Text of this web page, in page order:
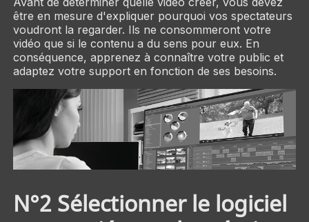
être en mesure d'expliquer pourquoi vos spectateurs
voudront la regarder. Ils ne consommeront votre
vidéo que si le contenu a du sens pour eux. En
conséquence, apprenez à connaître votre public et
adaptez votre support en fonction de ses besoins.
N°2 Sélectionner le logiciel